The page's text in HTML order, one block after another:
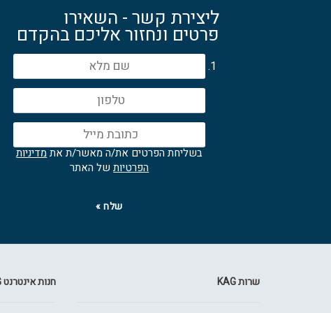
ליצירת קשר - השאירו
פרטים ונחזור אליכם בהקדם
בשליחת הפרטים את/ה מאשר/ת את מדיניות
הפרטיותשל האתר
שלח »
שרות KAG חנות אינטרנט KAG